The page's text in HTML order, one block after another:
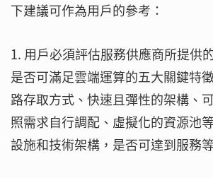
下建議可作為用戶的參考：
1. 用戶必須評估服務供應商所提供
是否可滿足雲端運算的五大關鍵特
路存取方式、快速且彈性的架構、
照需求自行調配、虛擬化的資源池
設施和技術架構，是否可達到服務